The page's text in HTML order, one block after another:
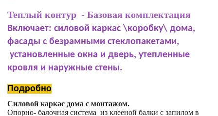
Теплый контур - Базовая комплектация
Включает: силовой каркас \коробку\ дома,
фасады с безрамными стеклопакетами,
установленные окна и дверь, утепленные
кровля и наружные стены.
Подробно
Силовой каркас дома с монтажом.
Опорно- балочная система из клееной балки с запилом в